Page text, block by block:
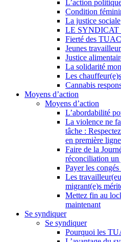
L’action
Condition
La justice sociale
LE SYNDICAT
Fierté des
Jeunes
Justice
La solidarité
Les
Cannabis
Moyens d’action
Moyens d’action
L’abordabilité
La violence ne
tâche :
en première
Faire de la
réconciliation
Payer les
Les
migrant(e)s
Mettez fin au
maintenant
Se syndiquer
Se syndiquer
Pourquoi les